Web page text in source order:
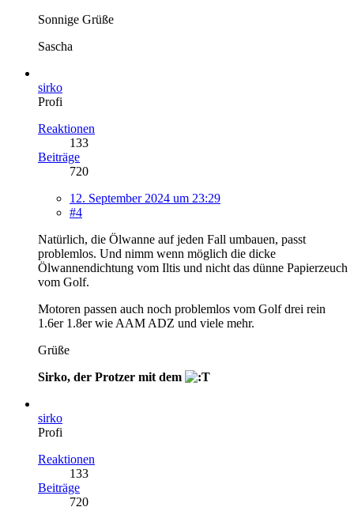
Sonnige Grüße
Sascha
sirko
Profi
Reaktionen
133
Beiträge
720
12. September 2024 um 23:29
#4
Natürlich, die Ölwanne auf jeden Fall umbauen, passt
problemlos. Und nimm wenn möglich die dicke
Ölwannendichtung vom Iltis und nicht das dünne Papierzeuch
vom Golf.
Motoren passen auch noch problemlos vom Golf drei rein
1.6er 1.8er wie AAM ADZ und viele mehr.
Grüße
Sirko, der Protzer mit dem
sirko
Profi
Reaktionen
133
Beiträge
720